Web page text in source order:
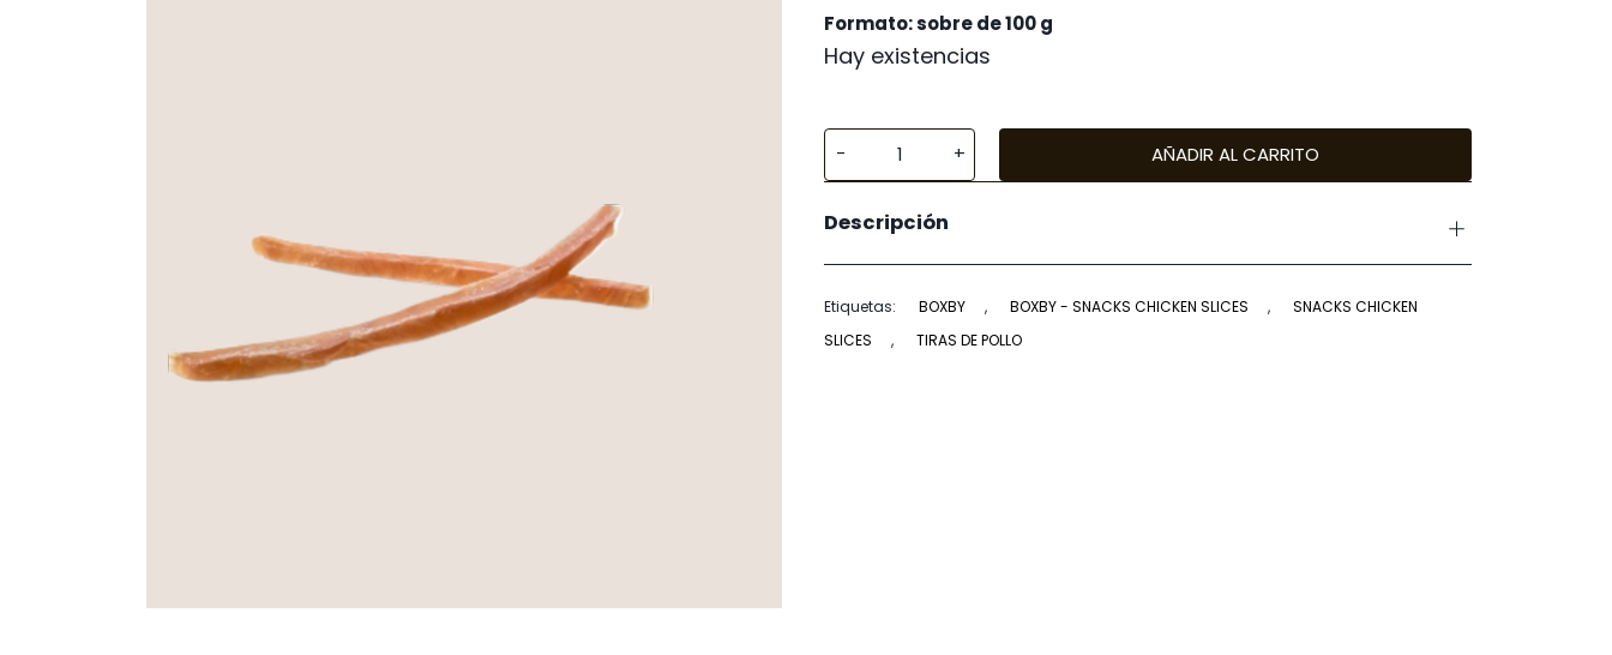
Formato: sobre de 100 g
Hay existencias
Chicken
Slices
100
g
AÑADIR AL CARRITO
Descripción
Etiquetas: BOXBY , BOXBY - SNACKS CHICKEN SLICES ,
SNACKS CHICKEN
SLICES
, TIRAS DE POLLO